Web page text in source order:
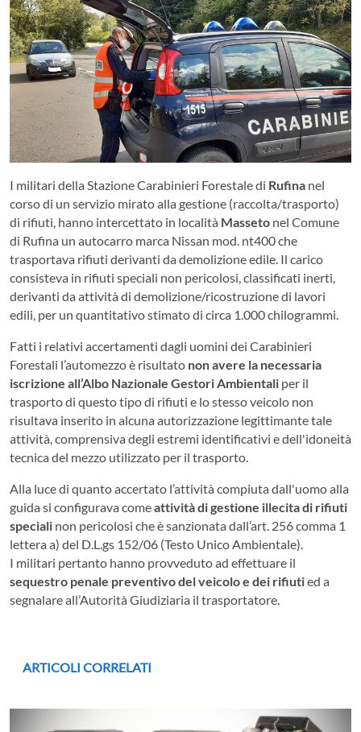
I militari della Stazione Carabinieri Forestale di Rufina nel
corso di un servizio mirato alla gestione (raccolta/trasporto)
di rifiuti, hanno intercettato in località Masseto nel Comune
di Rufina un autocarro marca Nissan mod. nt400 che
trasportava rifiuti derivanti da demolizione edile. Il carico
consisteva in rifiuti speciali non pericolosi, classificati inerti,
derivanti da attività di demolizione/ricostruzione di lavori
edili, per un quantitativo stimato di circa 1.000 chilogrammi.
Fatti i relativi accertamenti dagli uomini dei Carabinieri
Forestali l’automezzo è risultato non avere la necessaria
iscrizione all’Albo Nazionale Gestori Ambientali per il
trasporto di questo tipo di rifiuti e lo stesso veicolo non
risultava inserito in alcuna autorizzazione legittimante tale
attività, comprensiva degli estremi identificativi e dell'idoneità
tecnica del mezzo utilizzato per il trasporto.
Alla luce di quanto accertato l’attività compiuta dall'uomo alla
guida si configurava comeattività di gestione illecita di rifiuti
speciali non pericolosi che è sanzionata dall’art. 256 comma 1
lettera a) del D.L.gs 152/06 (Testo Unico Ambientale).
I militari pertanto hanno provveduto ad effettuare il
sequestro penale preventivo del veicolo e dei rifiutied a
segnalare all’Autorità Giudiziaria il trasportatore.
ARTICOLI CORRELATI